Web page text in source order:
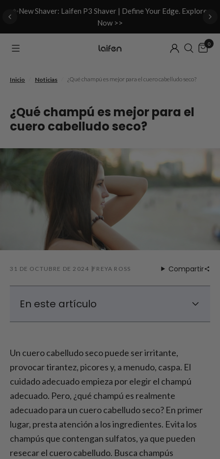
✨New Shaver: Laifen P3 Shaver | Define Your Edge. Explore
Now >>
0
Inicio Noticias ¿Qué champú es mejor para el cuero cabelludo seco?
¿Qué champú es mejor para el
cuero cabelludo seco?
31 DE OCTUBRE DE 2024 FREYA ROSS Compartir
En este artículo
cabelludo seco
Champús sin sulfatos para el cuero
cabelludo seco
Champú para el picor del cuero cabelludo
¿Cabello sensible? Evite estos errores
Un cuero cabelludo seco puede ser irritante,
provocar tirantez, picores y, a menudo, caspa. El
cuidado adecuado empieza por elegir el champú
adecuado. Pero, ¿qué champú es realmente
adecuado para un cuero cabelludo seco? En primer
lugar, presta atención a los ingredientes. Evita los
champús que contengan sulfatos, ya que pueden
resecar el cuero cabelludo. Busca champús